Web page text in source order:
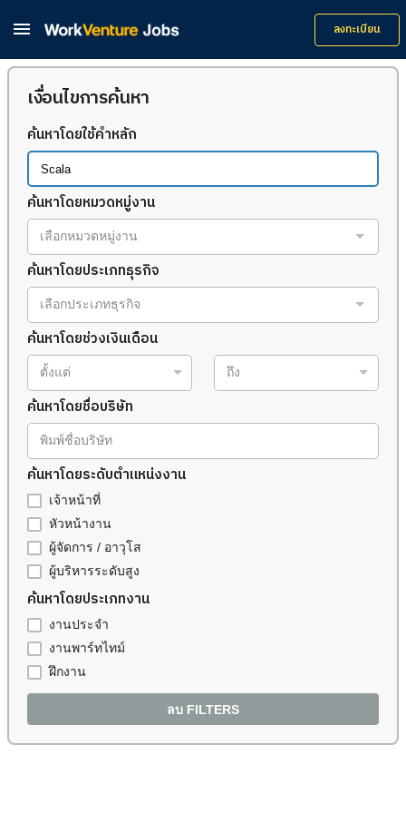
 ลงทะเบียน
เงื่อนไขการค้นหา
ค้นหาโดยใช้คำหลัก
ค้นหาโดยหมวดหมู่งาน
เลือกหมวดหมู่งาน
ค้นหาโดยประเภทธุรกิจ
เลือกประเภทธุรกิจ
ค้นหาโดยช่วงเงินเดือน
ตั้งแต่ ถึง
ค้นหาโดยชื่อบริษัท
พิมพ์ชื่อบริษัท
ค้นหาโดยระดับตำแหน่งงาน
เจ้าหน้าที่
หัวหน้างาน
ผู้จัดการ / อาวุโส
ผู้บริหารระดับสูง
ค้นหาโดยประเภทงาน
งานประจำ
งานพาร์ทไทม์
ฝึกงาน
ลบ FILTERS